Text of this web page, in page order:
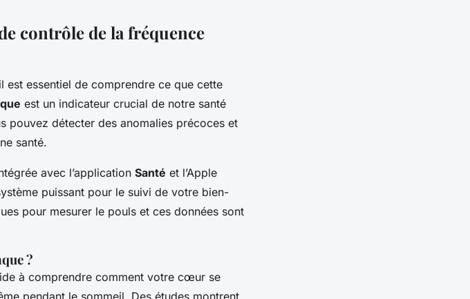
contrôle de la fréquence
est essentiel de comprendre ce que cette
est un indicateur crucial de notre santé
pouvez détecter des anomalies précoces et
santé.
avec l’application Santé et l’Apple
puissant pour le suivi de votre bien-
pour mesurer le pouls et ces données sont
?
à comprendre comment votre cœur se